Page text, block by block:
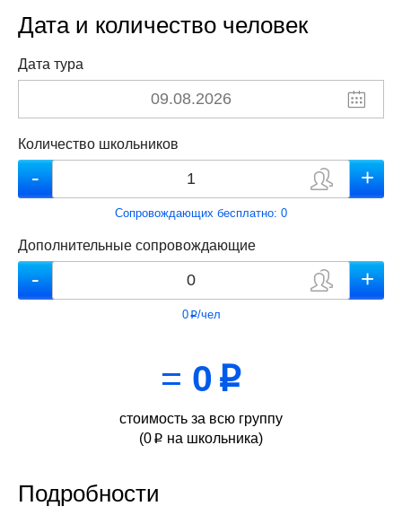
Дата и количество человек
Дата тура
Количество школьников
Сопровождающих бесплатно: 0
Дополнительные сопровождающие
0p/чел
= 0 p
стоимость за всю группу
(0 p на школьника)
Подробности